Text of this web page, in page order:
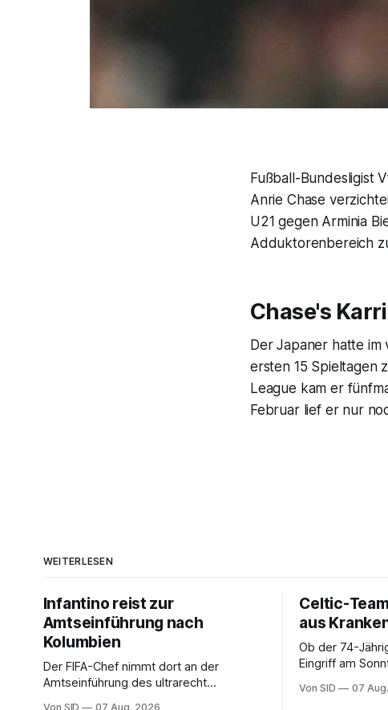
Fußball-Bundesligist
Anrie Chase
U21 gegen Arminia
Adduktorenbereich
Chase's
Der Japaner hatte
ersten 15 Spieltagen
League kam er
Februar lief er nur
WEITERLESEN
Infantino reist zur
Amtseinführung nach
Kolumbien
Der FIFA-Chef nimmt dort an der
Amtseinführung des ultrarecht
Von SID 07 Aug. 2026
Celtic-
aus
Ob der 74-
Eingriff am
Von SID 07